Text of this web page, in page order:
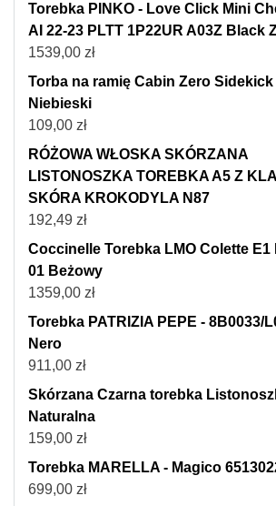
Torebka PINKO - Love Click Mini
AI 22-23 PLTT 1P22UR A03Z Black
1539,00 zł
Torba na ramię Cabin Zero Sidekick
Niebieski
109,00 zł
RÓŻOWA WŁOSKA SKÓRZANA
LISTONOSZKA TOREBKA A5 Z
SKÓRA KROKODYLA N87
192,49 zł
Coccinelle Torebka LMO Colette E1
01 Beżowy
1359,00 zł
Torebka PATRIZIA PEPE - 8B0033/
Nero
911,00 zł
Skórzana Czarna torebka
Naturalna
159,00 zł
Torebka MARELLA - Magico
699,00 zł